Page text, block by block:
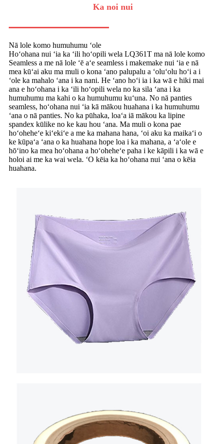
Ka noi nui
Nā lole komo humuhumu ʻole
Hoʻohana nui ʻia ka ʻili hoʻopili wela LQ361T ma nā lole komo
Seamless a me nā lole ʻē aʻe seamless i makemake nui ʻia e nā
mea kūʻai aku ma muli o kona ʻano palupalu a ʻoluʻolu hoʻi a i
ʻole ka mahalo ʻana i ka nani. He ʻano hoʻi ia i ka wā e hiki mai
ana e hoʻohana i ka ʻili hoʻopili wela no ka sila ʻana i ka
humuhumu ma kahi o ka humuhumu kuʻuna. No nā panties
seamless, hoʻohana nui ʻia kā mākou huahana i ka humuhumu
ʻana o nā panties. No ka pūhaka, loaʻa iā mākou ka lipine
spandex kūlike no ke kau hou ʻana. Ma muli o kona pae
hoʻoheheʻe kiʻekiʻe a me ka mahana hana, ʻoi aku ka maikaʻi o
ke kūpaʻa ʻana o ka huahana hope loa i ka mahana, a ʻaʻole e
hōʻino ka mea hoʻohana a hoʻoheheʻe paha i ke kāpili i ka wā e
holoi ai me ka wai wela. ʻO kēia ka hoʻohana nui ʻana o kēia
huahana.